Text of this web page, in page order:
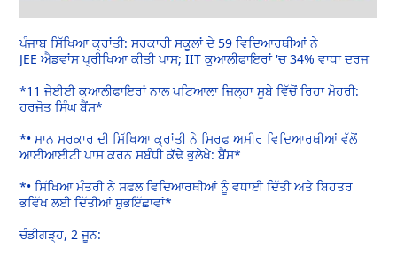
ਪੰਜਾਬ ਸਿੱਖਿਆ ਕ੍ਰਾਂਤੀ: ਸਰਕਾਰੀ ਸਕੂਲਾਂ ਦੇ 59 ਵਿਦਿਆਰਥੀਆਂ ਨੇ
JEE ਐਡਵਾਂਸ ਪ੍ਰੀਖਿਆ ਕੀਤੀ ਪਾਸ; IIT ਕੁਆਲੀਫਾਇਰਾਂ 'ਚ 34% ਵਾਧਾ ਦਰਜ
*11 ਜੇਈਈ ਕੁਆਲੀਫਾਇਰਾਂ ਨਾਲ ਪਟਿਆਲਾ ਜ਼ਿਲ੍ਹਾ ਸੂਬੇ ਵਿੱਚੋਂ ਰਿਹਾ ਮੋਹਰੀ:
ਹਰਜੋਤ ਸਿੰਘ ਬੈਂਸ*
*• ਮਾਨ ਸਰਕਾਰ ਦੀ ਸਿੱਖਿਆ ਕ੍ਰਾਂਤੀ ਨੇ ਸਿਰਫ ਅਮੀਰ ਵਿਦਿਆਰਥੀਆਂ ਵੱਲੋਂ
ਆਈਆਈਟੀ ਪਾਸ ਕਰਨ ਸਬੰਧੀ ਕੱਢੇ ਭੁਲੇਖੇ: ਬੈਂਸ*
*• ਸਿੱਖਿਆ ਮੰਤਰੀ ਨੇ ਸਫਲ ਵਿਦਿਆਰਥੀਆਂ ਨੂੰ ਵਧਾਈ ਦਿੱਤੀ ਅਤੇ ਬਿਹਤਰ
ਭਵਿੱਖ ਲਈ ਦਿੱਤੀਆਂ ਸ਼ੁਭਇੱਛਾਵਾਂ*
ਚੰਡੀਗੜ੍ਹ, 2 ਜੂਨ: